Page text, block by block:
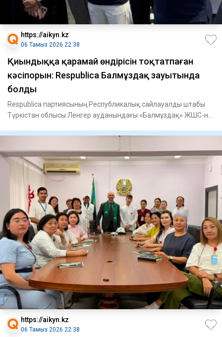
https://aikyn.kz
06 Тамыз 2026 22:38
Қиындыққа қарамай өндірісін тоқтатпаған
кәсіпорын: Respublica Балмұздақ зауытында
болды
Respublica партиясының Республикалық сайлауалды штабы
Түркістан облысы Ленгер ауданындағы «Балмұздақ» ЖШС-не
https://aikyn.kz
06 Тамыз 2026 22:38